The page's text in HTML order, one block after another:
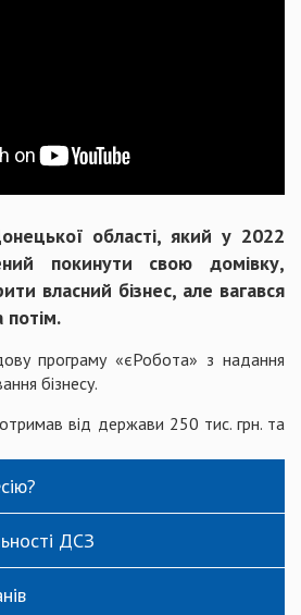
області, який у 2022
покинути свою домівку,
власний бізнес, але вагався
потім.
програму «єРобота» з надання
бізнесу.
від держави 250 тис. грн. та
ДСЗ